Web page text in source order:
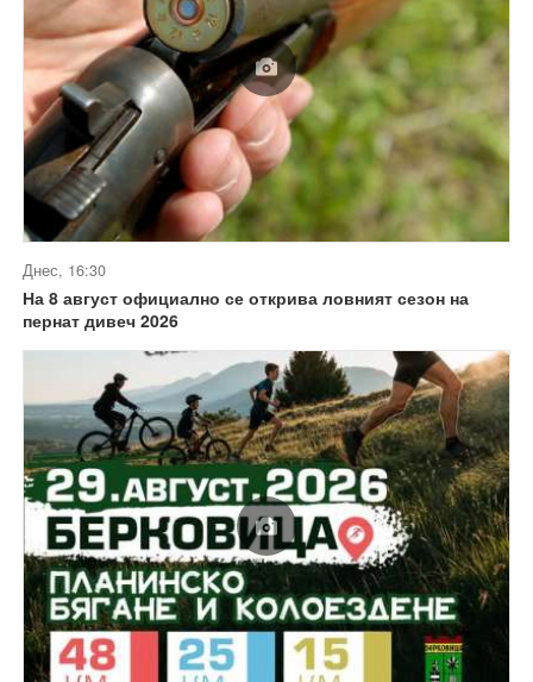
Днес, 16:30
На 8 август официално се открива ловният сезон на
пернат дивеч 2026